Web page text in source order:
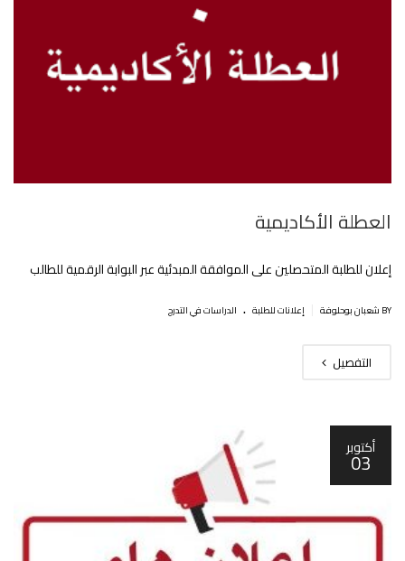
العطلة اﻷكاديمية
إعلان للطلبة المتحصلين على الموافقة المبدئية عبر البوابة الرقمية للطالب
BY شعبان بوحلوفة إعلانات للطلبة . الدراسات في التدرج
التفصيل
أكتوبر
03